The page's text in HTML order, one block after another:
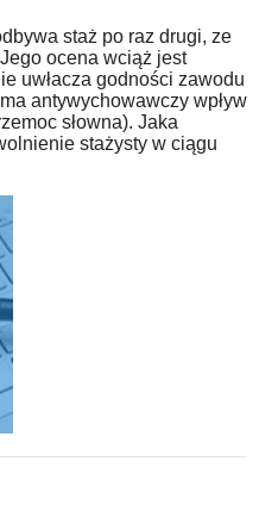
staż po raz drugi, ze
ocena wciąż jest
uwłacza godności zawodu
antywychowawczy wpływ
słowna). Jaka
stażysty w ciągu